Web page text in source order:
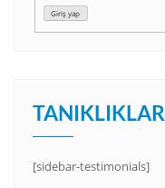
Giriş yap
TANIKLIKLAR
[sidebar-testimonials]